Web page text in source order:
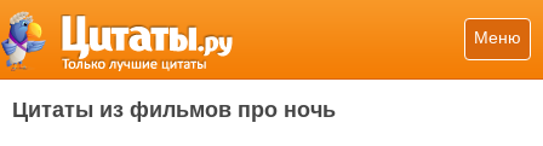
Меню
Цитаты из фильмов про ночь